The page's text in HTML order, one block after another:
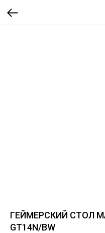
ГЕЙМЕРСКИЙ СТОЛ
GT14N/BW